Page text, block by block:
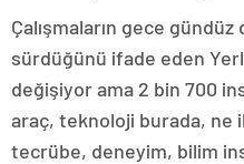
Çalışmaların gece
sürdüğünü ifade eden
değişiyor ama 2 bin 700
araç, teknoloji burada, ne
tecrübe, deneyim, bilim